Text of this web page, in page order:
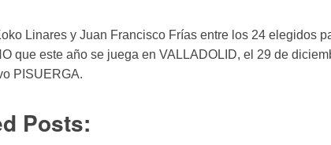
Linares y Juan Francisco Frías entre los 24 elegidos
que este año se juega en VALLADOLID, el 29 de
PISUERGA.
Posts: